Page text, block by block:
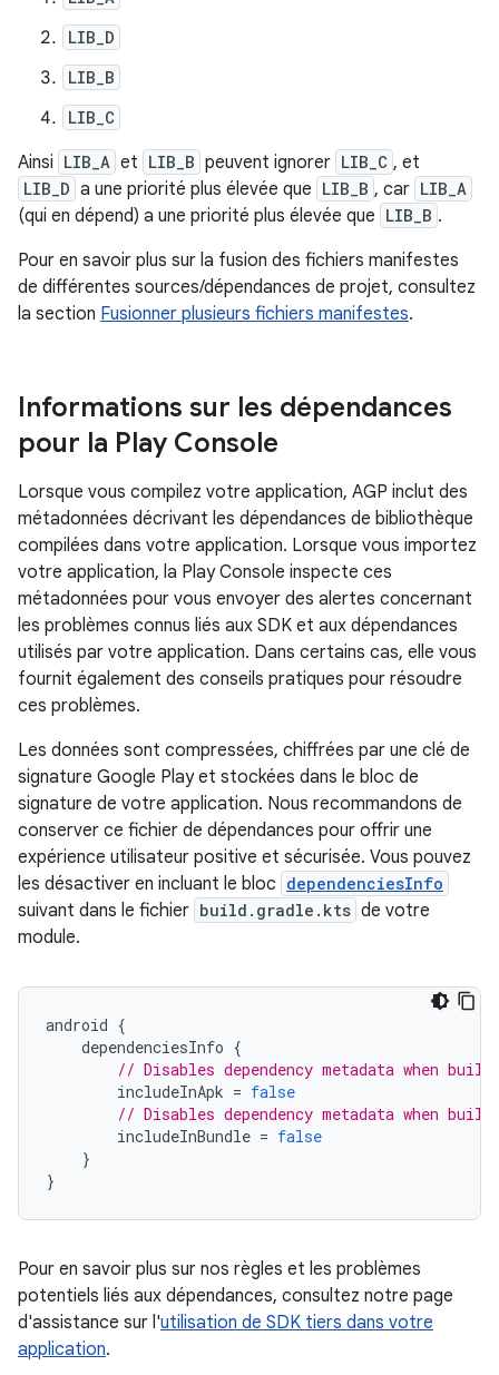
LIB_D
LIB_B
LIB_C
Ainsi LIB_A et LIB_B peuvent ignorer LIB_C , et
LIB_D a une priorité plus élevée que LIB_B , car LIB_A
(qui en dépend) a une priorité plus élevée que LIB_B .
Pour en savoir plus sur la fusion des fichiers manifestes
de différentes sources/dépendances de projet, consultez
la section Fusionner plusieurs fichiers manifestes.
Informations sur les dépendances
pour la Play Console
Lorsque vous compilez votre application, AGP inclut des
métadonnées décrivant les dépendances de bibliothèque
compilées dans votre application. Lorsque vous importez
votre application, la Play Console inspecte ces
métadonnées pour vous envoyer des alertes concernant
les problèmes connus liés aux SDK et aux dépendances
utilisés par votre application. Dans certains cas, elle vous
fournit également des conseils pratiques pour résoudre
ces problèmes.
Les données sont compressées, chiffrées par une clé de
signature Google Play et stockées dans le bloc de
signature de votre application. Nous recommandons de
conserver ce fichier de dépendances pour offrir une
expérience utilisateur positive et sécurisée. Vous pouvez
les désactiver en incluant le bloc dependenciesInfo
suivant dans le fichier build.gradle.kts de votre
module.
android {
dependenciesInfo {
// Disables dependency metadata when
includeInApk = false
// Disables dependency metadata when
includeInBundle = false
}
}
Pour en savoir plus sur nos règles et les problèmes
potentiels liés aux dépendances, consultez notre page
d'assistance sur l'utilisation de SDK tiers dans votre
application.